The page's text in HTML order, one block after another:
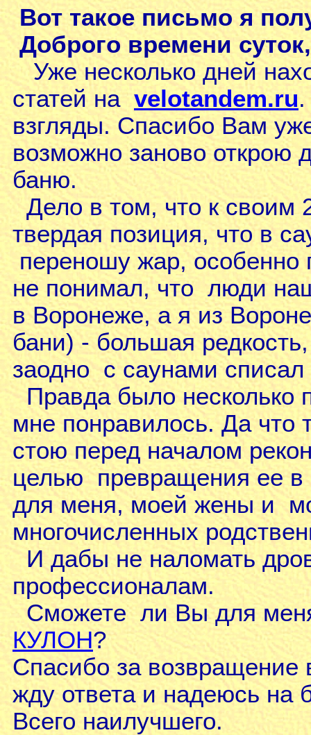
Вот такое письмо я
Доброго времени
Уже несколько дней
статей на velotandem.ru
взгляды. Спасибо Вам
возможно заново открою
баню.
Дело в том, что к своим
твердая позиция, что в
переношу жар, особенно
не понимал, что люди
в Воронеже, а я из
бани) - большая
заодно с саунами
Правда было несколько
мне понравилось. Да что
стою перед началом
целью превращения ее в
для меня, моей жены и
многочисленных
И дабы не наломать
профессионалам.
Сможете ли Вы для
КУЛОН?
Спасибо за
жду ответа и надеюсь на
Всего наилучшего.